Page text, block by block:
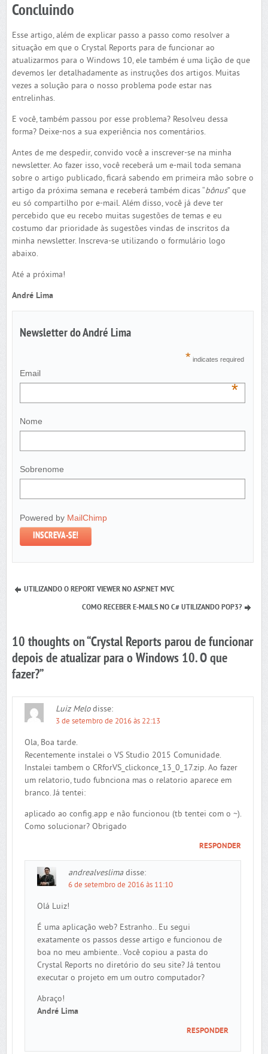
Concluindo
Esse artigo, além de explicar passo a passo como resolver a
situação em que o Crystal Reports para de funcionar ao
atualizarmos para o Windows 10, ele também é uma lição de que
devemos ler detalhadamente as instruções dos artigos. Muitas
vezes a solução para o nosso problema pode estar nas
entrelinhas.
E você, também passou por esse problema? Resolveu dessa
forma? Deixe-nos a sua experiência nos comentários.
Antes de me despedir, convido você a inscrever-se na minha
newsletter. Ao fazer isso, você receberá um e-mail toda semana
sobre o artigo publicado, ficará sabendo em primeira mão sobre o
artigo da próxima semana e receberá também dicas “bônus” que
eu só compartilho por e-mail. Além disso, você já deve ter
percebido que eu recebo muitas sugestões de temas e eu
costumo dar prioridade às sugestões vindas de inscritos da
minha newsletter. Inscreva-se utilizando o formulário logo
abaixo.
Até a próxima!
André Lima
Newsletter do André Lima
* indicates required
Email
*
Nome
Sobrenome
Powered by MailChimp
UTILIZANDO O REPORT VIEWER NO ASP.NET MVC
COMO RECEBER E-MAILS NO C# UTILIZANDO POP3?
10 thoughts on “Crystal Reports parou de funcionar
depois de atualizar para o Windows 10. O que
fazer?”
Luiz Melo disse:
3 de setembro de 2016 às 22:13
Ola, Boa tarde.
Recentemente instalei o VS Studio 2015 Comunidade.
Instalei tambem o CRforVS_clickonce_13_0_17.zip. Ao fazer
um relatorio, tudo fubnciona mas o relatorio aparece em
branco. Já tentei:
aplicado ao config.app e não funcionou (tb tentei com o ~).
Como solucionar? Obrigado
RESPONDER
andrealveslima disse:
6 de setembro de 2016 às 11:10
Olá Luiz!
É uma aplicação web? Estranho.. Eu segui
exatamente os passos desse artigo e funcionou de
boa no meu ambiente.. Você copiou a pasta do
Crystal Reports no diretório do seu site? Já tentou
executar o projeto em um outro computador?
Abraço!
André Lima
RESPONDER